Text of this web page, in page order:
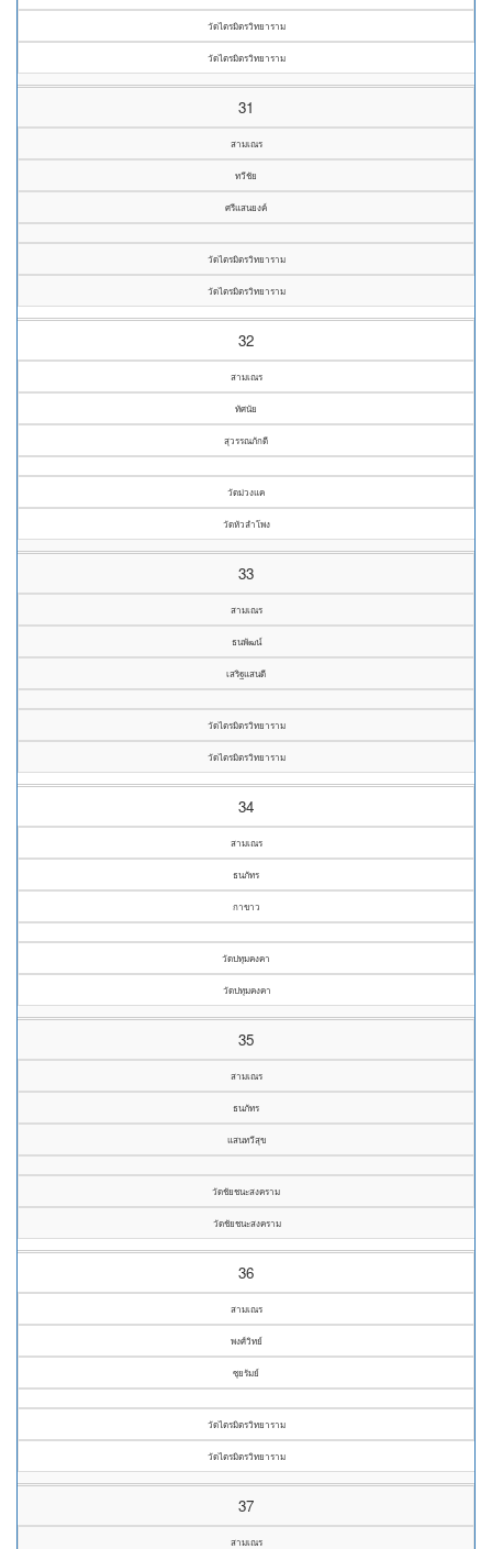
วัดไตรมิตรวิทยาราม
วัดไตรมิตรวิทยาราม
31
สามเณร
ทวีชัย
ศรีแสนยงค์
วัดไตรมิตรวิทยาราม
วัดไตรมิตรวิทยาราม
32
สามเณร
ทัศนัย
สุวรรณภักดี
วัดม่วงแค
วัดหัวลำโพง
33
สามเณร
ธนพัฒน์
เสริฐแสนดี
วัดไตรมิตรวิทยาราม
วัดไตรมิตรวิทยาราม
34
สามเณร
ธนภัทร
กาขาว
วัดปทุมคงคา
วัดปทุมคงคา
35
สามเณร
ธนภัทร
แสนทวีสุข
วัดชัยชนะสงคราม
วัดชัยชนะสงคราม
36
สามเณร
พงศ์วิทย์
ซุยรัมย์
วัดไตรมิตรวิทยาราม
วัดไตรมิตรวิทยาราม
37
สามเณร